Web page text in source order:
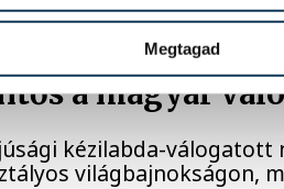
Megtagad
ifjúsági vb:
a magyar
kézilabda-
világbajnokságon,